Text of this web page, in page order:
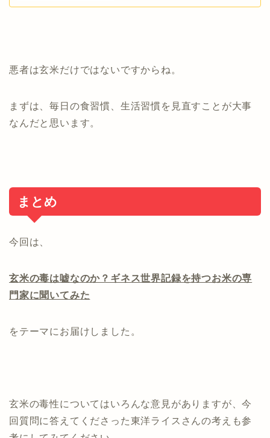
悪者は玄米だけではないですからね。
まずは、毎日の食習慣、生活習慣を見直すことが大事
なんだと思います。
まとめ
今回は、
玄米の毒は嘘なのか？ギネス世界記録を持つお米の専
門家に聞いてみた
をテーマにお届けしました。
玄米の毒性についてはいろんな意見がありますが、今
回質問に答えてくださった東洋ライスさんの考えも参